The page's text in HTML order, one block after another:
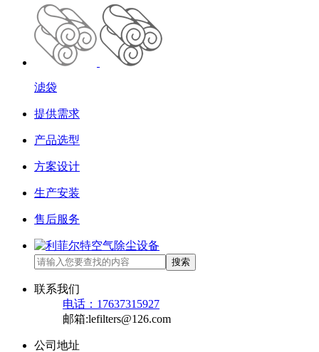
滤袋
提供需求
产品选型
方案设计
生产安装
售后服务
搜索
联系我们
电话：17637315927
邮箱:lefilters@126.com
公司地址